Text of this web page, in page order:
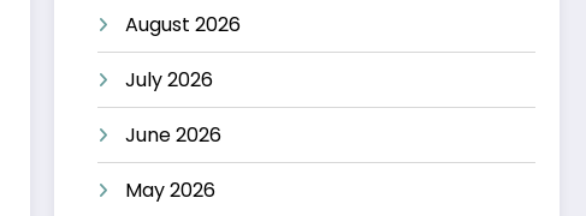
August 2026
July 2026
June 2026
May 2026